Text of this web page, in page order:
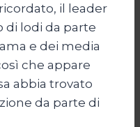
il leader
di lodi da parte
e dei media
che appare
abbia trovato
da parte di